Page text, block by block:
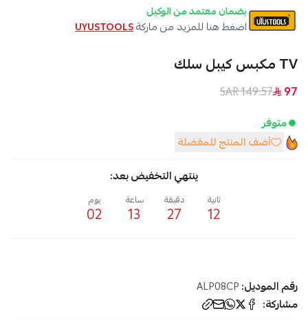
بضمان معتمد من الوكيل
اضغط هنا للمزيد من ماركةUYUSTOOLS
TV مكبس كيبل سلك
97
149.57 SAR
متوفر
أضف المنتج للمفضلة
ينتهي التخفيض بعد:
12
ثانية
27
دقيقة
13
ساعة
02
يوم
رقم الموديل:ALP08CP
مشاركة: